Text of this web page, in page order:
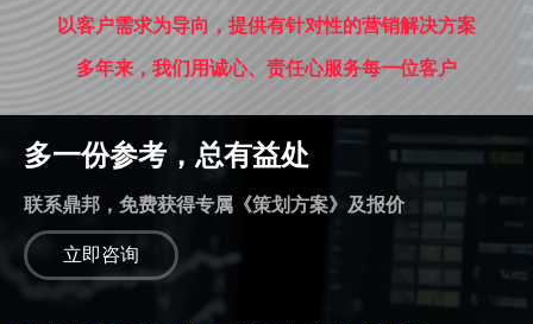
以客户需求为导向，提供有针对性的营销解决方案
多年来，我们用诚心、责任心服务每一位客户
多一份参考，总有益处
联系鼎邦，免费获得专属《策划方案》及报价
立即咨询